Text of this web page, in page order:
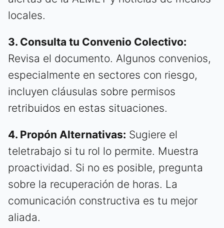
locales.
3. Consulta tu Convenio Colectivo:
Revisa el documento. Algunos convenios,
especialmente en sectores con riesgo,
incluyen cláusulas sobre permisos
retribuidos en estas situaciones.
4. Propón Alternativas: Sugiere el
teletrabajo si tu rol lo permite. Muestra
proactividad. Si no es posible, pregunta
sobre la recuperación de horas. La
comunicación constructiva es tu mejor
aliada.